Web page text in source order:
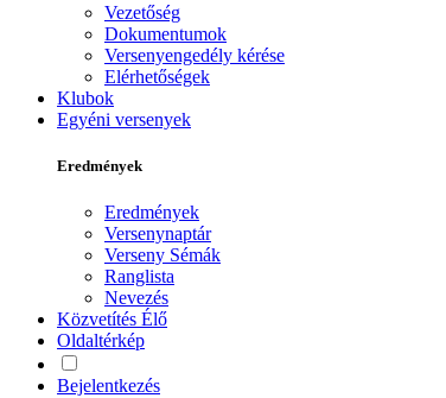
Vezetőség
Dokumentumok
Versenyengedély kérése
Elérhetőségek
Klubok
Egyéni versenyek
Eredmények
Eredmények
Versenynaptár
Verseny Sémák
Ranglista
Nevezés
Közvetítés Élő
Oldaltérkép
Bejelentkezés